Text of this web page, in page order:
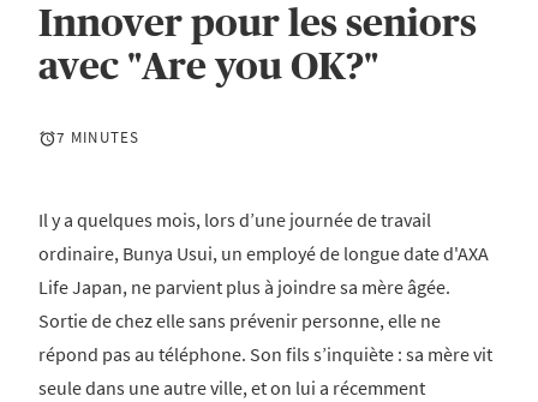
Innover pour les seniors
avec "Are you OK?"
7 MINUTES
Il y a quelques mois, lors d’une journée de travail
ordinaire, Bunya Usui, un employé de longue date d'AXA
Life Japan, ne parvient plus à joindre sa mère âgée.
Sortie de chez elle sans prévenir personne, elle ne
répond pas au téléphone. Son fils s’inquiète : sa mère vit
seule dans une autre ville, et on lui a récemment